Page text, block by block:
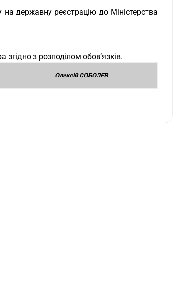
державну реєстрацію до Міністерства
з розподілом обов’язків.
Олексій СОБОЛЕВ